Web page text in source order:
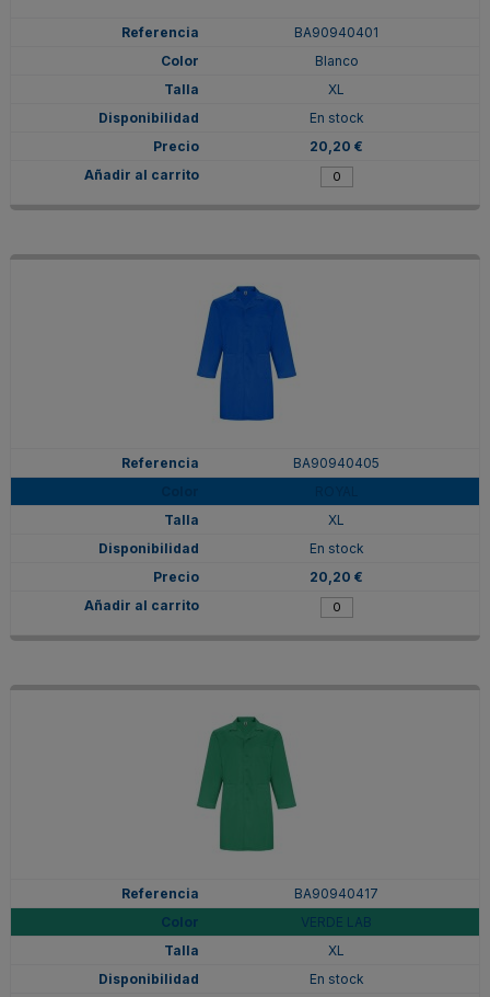
BA90940401
Blanco
XL
En stock
20,20 €
BA90940405
XL
En stock
20,20 €
BA90940417
VERDE LAB
XL
En stock